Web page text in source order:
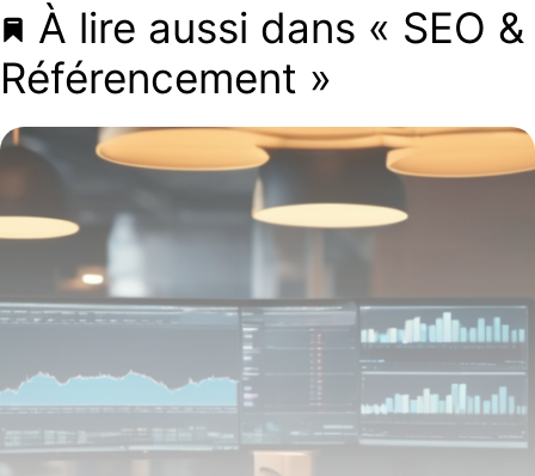
À lire aussi dans « SEO &
Référencement »